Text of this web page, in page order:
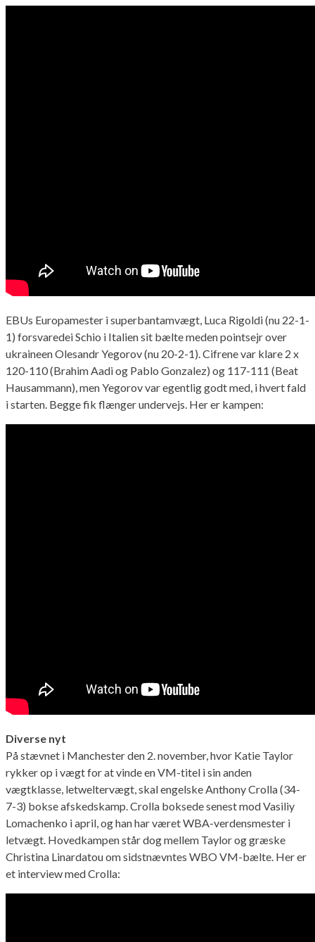
EBUs Europamester i superbantamvægt, Luca Rigoldi (nu 22-1-
1) forsvaredei Schio i Italien sit bælte meden pointsejr over
ukraineen Olesandr Yegorov (nu 20-2-1). Cifrene var klare 2 x
120-110 (Brahim Aadi og Pablo Gonzalez) og 117-111 (Beat
Hausammann), men Yegorov var egentlig godt med, i hvert fald
i starten. Begge fik flænger undervejs. Her er kampen:
Diverse nyt
På stævnet i Manchester den 2. november, hvor Katie Taylor
rykker op i vægt for at vinde en VM-titel i sin anden
vægtklasse, letweltervægt, skal engelske Anthony Crolla (34-
7-3) bokse afskedskamp. Crolla boksede senest mod Vasiliy
Lomachenko i april, og han har været WBA-verdensmester i
letvægt. Hovedkampen står dog mellem Taylor og græske
Christina Linardatou om sidstnævntes WBO VM-bælte. Her er
et interview med Crolla: